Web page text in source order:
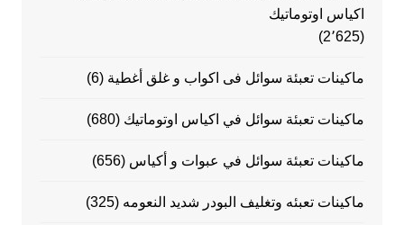
اكياس اوتوماتيك
(2٬625)
ماكينات تعبئة سوائل فى اكواب و غلق أغطية (6)
ماكينات تعبئة سوائل في اكياس اوتوماتيك (680)
ماكينات تعبئة سوائل في عبوات و أكياس (656)
ماكينات تعبئه وتغليف البودر شديد النعومه (325)